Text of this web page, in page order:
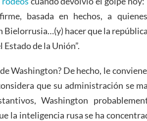
basada en hechos, a
hacer que la
de la Unión”.
Washington? De hecho, le
que su administración se
Washington
la inteligencia rusa se ha